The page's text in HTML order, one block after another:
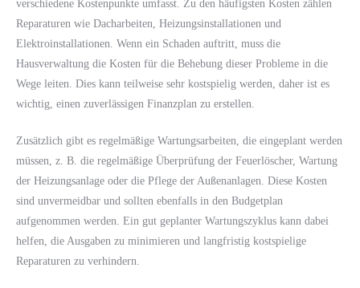
verschiedene Kostenpunkte umfasst. Zu den häufigsten Kosten zählen
Reparaturen wie Dacharbeiten, Heizungsinstallationen und
Elektroinstallationen. Wenn ein Schaden auftritt, muss die
Hausverwaltung die Kosten für die Behebung dieser Probleme in die
Wege leiten. Dies kann teilweise sehr kostspielig werden, daher ist es
wichtig, einen zuverlässigen Finanzplan zu erstellen.
Zusätzlich gibt es regelmäßige Wartungsarbeiten, die eingeplant werden
müssen, z. B. die regelmäßige Überprüfung der Feuerlöscher, Wartung
der Heizungsanlage oder die Pflege der Außenanlagen. Diese Kosten
sind unvermeidbar und sollten ebenfalls in den Budgetplan
aufgenommen werden. Ein gut geplanter Wartungszyklus kann dabei
helfen, die Ausgaben zu minimieren und langfristig kostspielige
Reparaturen zu verhindern.